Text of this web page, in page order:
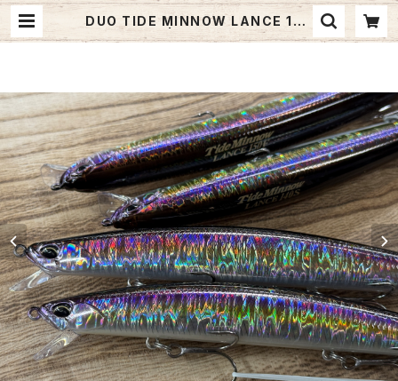
DUO TIDE MINNOW LANCE 150
F【新色有り】 | Fishing Tackle BL